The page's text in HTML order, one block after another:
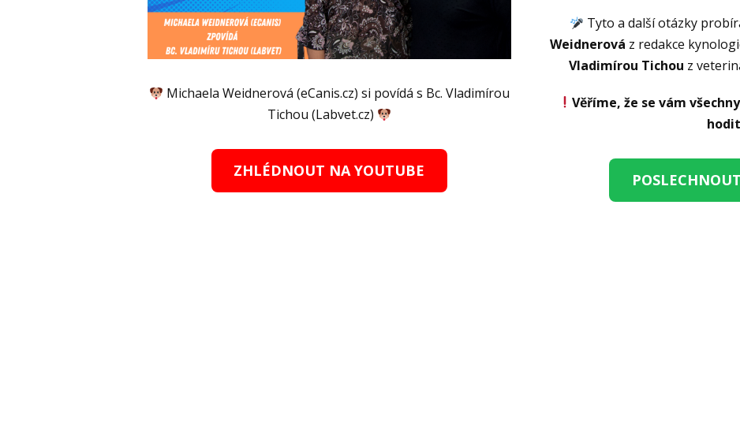
Michaela Weidnerová (eCanis.cz) si povídá s Bc. Vladimírou
Tichou (Labvet.cz)
ZHLÉDNOUT NA YOUTUBE
Tyto a další otázky
Weidnerová z redakce
Vladimírou Tichou z
Věříme, že se vám
hodit